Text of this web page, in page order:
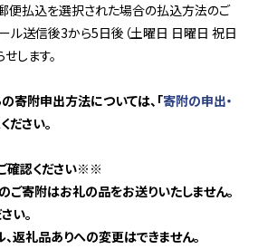
便払込を選択された場合の払込方法のご
ル送信後3から5日後（土曜日 日曜日 祝日
します。
寄附申出方法については、「寄附の申出・
ださい。
確認ください※※
ご寄附はお礼の品をお送りいたしません。
い。
返礼品ありへの変更はできません。